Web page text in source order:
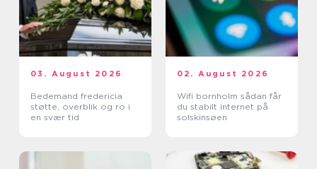
03. August 2026
Bedemand fredericia
støtte, overblik og ro i
en svær tid
02. August 2026
Wifi bornholm sådan får
du stabilt internet på
solskinsøen